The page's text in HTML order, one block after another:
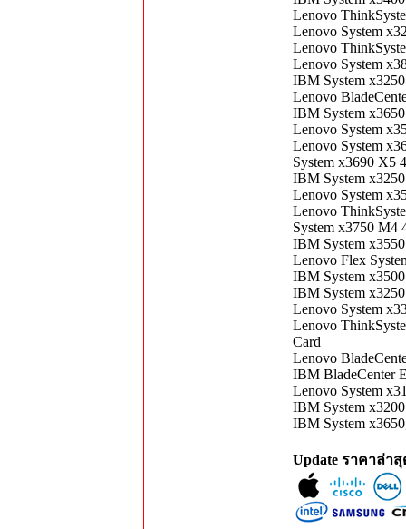
Lenovo
Lenovo System
Lenovo
Lenovo System
IBM System
Lenovo
IBM System
Lenovo System
Lenovo System
System x3690 X5
IBM System
Lenovo System
Lenovo
System x3750 M4
IBM System
Lenovo Flex
IBM System
IBM System
Lenovo System
Lenovo
Card
Lenovo
IBM BladeCenter
Lenovo System
IBM System
IBM System
Update ราคาล่า